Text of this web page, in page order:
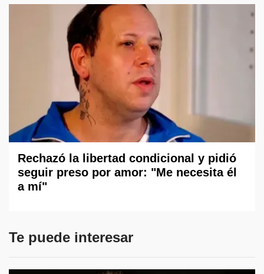
Rechazó la libertad condicional y pidió
seguir preso por amor: "Me necesita él
a mí"
Te puede interesar